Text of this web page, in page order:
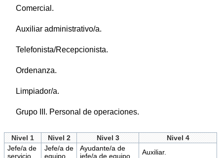
Comercial.
Auxiliar administrativo/a.
Telefonista/Recepcionista.
Ordenanza.
Limpiador/a.
Grupo III. Personal de operaciones.
Nivel 1 Nivel 2 Nivel 3
Nivel 4
Jefe/a de
servicio.
Jefe/a de
equipo.
Ayudante/a de
jefe/a de equipo.
Auxiliar.